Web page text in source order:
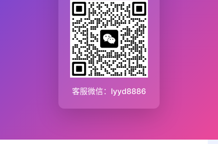
客服微信：lyyd8886